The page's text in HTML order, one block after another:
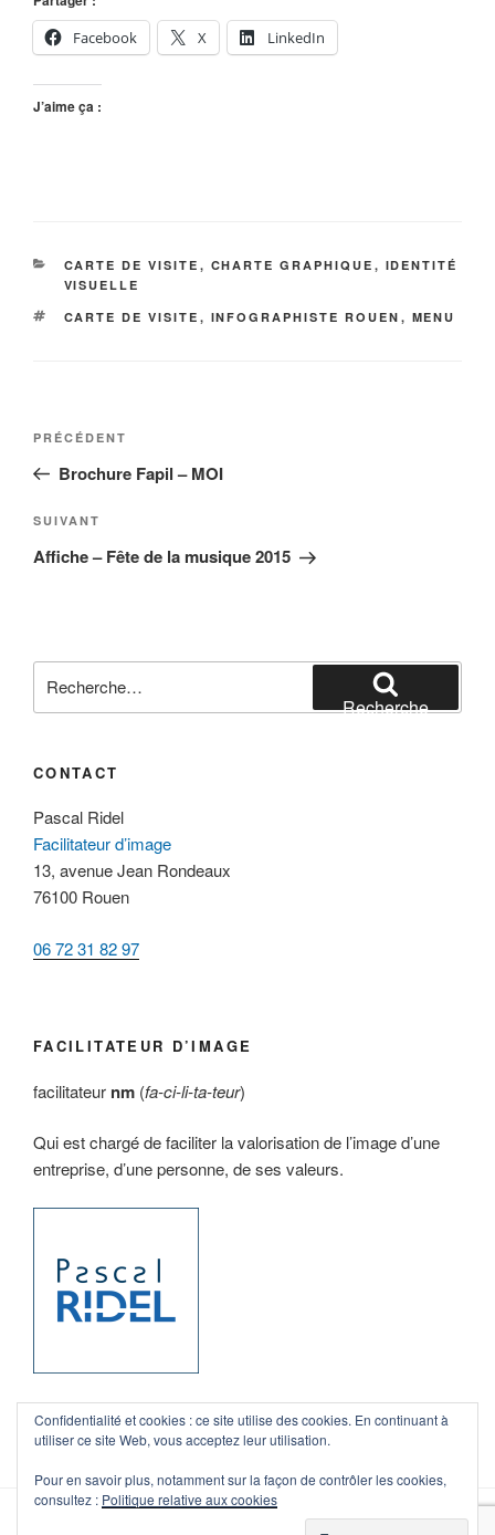
Facebook
X LinkedIn
J’aime ça :
CATÉGORIES
CARTE DE VISITE , CHARTE GRAPHIQUE , IDENTITÉ
VISUELLE
ÉTIQUETTES
CARTE DE VISITE , INFOGRAPHISTE ROUEN , MENU
Navigation
l’article
Article
précédent
PRÉCÉDENT
Brochure Fapil – MOI
Article
suivant
SUIVANT
Affiche – Fête de la musique 2015
pour
Recherche
CONTACT
Pascal Ridel
Facilitateur d’image
13, avenue Jean Rondeaux
76100 Rouen
06 72 31 82 97
FACILITATEUR D’IMAGE
facilitateur nm (fa-ci-li-ta-teur)
Qui est chargé de faciliter la valorisation de l’image d’une
entreprise, d’une personne, de ses valeurs.
Confidentialité et cookies : ce site utilise des cookies. En continuant à
utiliser ce site Web, vous acceptez leur utilisation.
Pour en savoir plus, notamment sur la façon de contrôler les cookies,
consultez : Politique relative aux cookies